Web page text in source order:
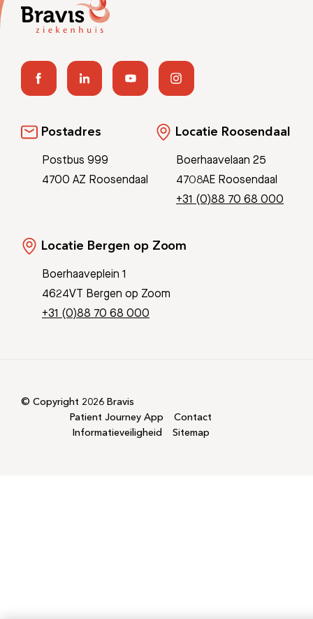
Postadres
Postbus 999
4700 AZ Roosendaal
Locatie Roosendaal
Boerhaavelaan 25
4708AE Roosendaal
+31 (0)88 70 68 000
Locatie Bergen op Zoom
Boerhaaveplein 1
4624VT Bergen op Zoom
+31 (0)88 70 68 000
© Copyright 2026 Bravis
Patient Journey App
Contact
Informatieveiligheid
Sitemap